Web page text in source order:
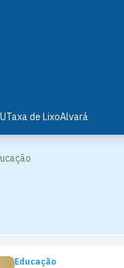
Taxa de LixoAlvará
Educação